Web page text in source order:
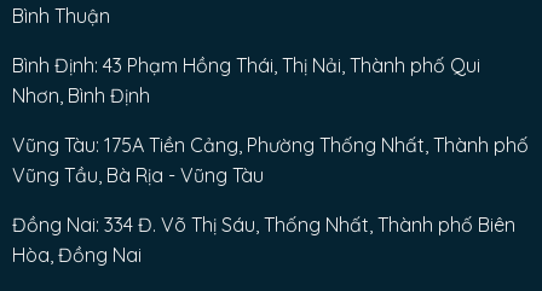
Bình Thuận
Bình Định: 43 Phạm Hồng Thái, Thị Nải, Thành phố Qui
Nhơn, Bình Định
Vũng Tàu: 175A Tiền Cảng, Phường Thống Nhất, Thành phố
Vũng Tầu, Bà Rịa - Vũng Tàu
Đồng Nai: 334 Đ. Võ Thị Sáu, Thống Nhất, Thành phố Biên
Hòa, Đồng Nai